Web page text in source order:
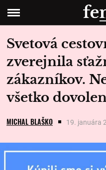
Svetová
zverejnila
zákazníkov.
všetko
MICHAL BLAŠKO 19. januára